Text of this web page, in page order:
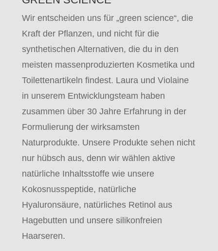
Wir entscheiden uns für „green science“, die
Kraft der Pflanzen, und nicht für die
synthetischen Alternativen, die du in den
meisten massenproduzierten Kosmetika und
Toilettenartikeln findest. Laura und Violaine
in unserem Entwicklungsteam haben
zusammen über 30 Jahre Erfahrung in der
Formulierung der wirksamsten
Naturprodukte. Unsere Produkte sehen nicht
nur hübsch aus, denn wir wählen aktive
natürliche Inhaltsstoffe wie unsere
Kokosnusspeptide, natürliche
Hyaluronsäure, natürliches Retinol aus
Hagebutten und unsere silikonfreien
Haarseren.